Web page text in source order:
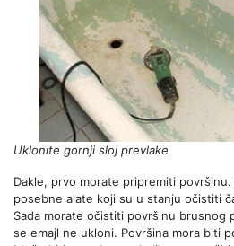
Uklonite gornji sloj prevlake
Dakle, prvo morate pripremiti
posebne alate koji su u stanju očistiti
Sada morate očistiti površinu brusnog
se emajl ne ukloni. Površina mora biti